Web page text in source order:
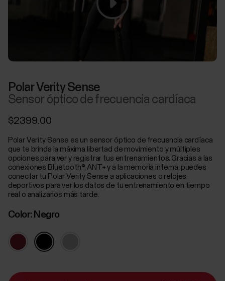
Polar Verity Sense
Sensor óptico de frecuencia cardíaca
$2399.00
Polar Verity Sense es un sensor óptico de frecuencia cardíaca
que te brinda la máxima libertad de movimiento y múltiples
opciones para ver y registrar tus entrenamientos. Gracias a las
conexiones Bluetooth®, ANT+ y a la memoria interna, puedes
conectar tu Polar Verity Sense a aplicaciones o relojes
deportivos para ver los datos de tu entrenamiento en tiempo
real o analizarlos más tarde.
Color: Negro